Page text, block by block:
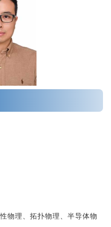
物理、拓扑物理、半导体物